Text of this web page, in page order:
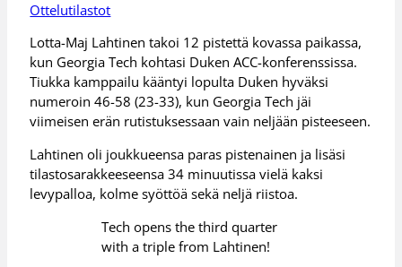
Ottelutilastot
Lotta-Maj Lahtinen takoi 12 pistettä kovassa paikassa,
kun Georgia Tech kohtasi Duken ACC-konferenssissa.
Tiukka kamppailu kääntyi lopulta Duken hyväksi
numeroin 46-58 (23-33), kun Georgia Tech jäi
viimeisen erän rutistuksessaan vain neljään pisteeseen.
Lahtinen oli joukkueensa paras pistenainen ja lisäsi
tilastosarakkeeseensa 34 minuutissa vielä kaksi
levypalloa, kolme syöttöä sekä neljä riistoa.
Tech opens the third quarter
with a triple from Lahtinen!